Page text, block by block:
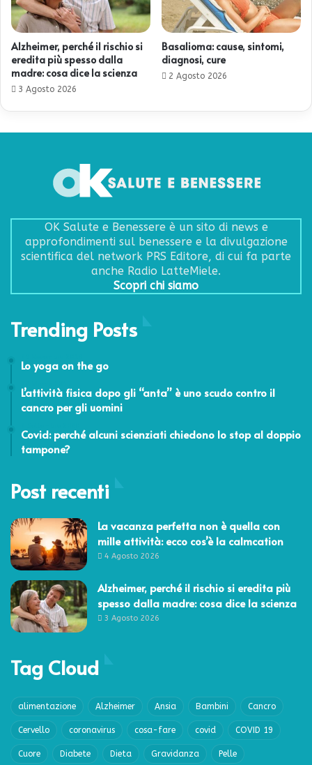
Alzheimer, perché il rischio si
eredita più spesso dalla
madre: cosa dice la scienza
3 Agosto 2026
Basalioma: cause, sintomi,
diagnosi, cure
2 Agosto 2026
OK Salute e Benessere è un sito di news e
approfondimenti sul benessere e la divulgazione
scientifica del network PRS Editore, di cui fa parte
anche Radio LatteMiele.
Scopri chi siamo
Trending Posts
Lo yoga on the go
L’attività fisica dopo gli “anta” è uno scudo contro il
cancro per gli uomini
Covid: perché alcuni scienziati chiedono lo stop al doppio
tampone?
Post recenti
La vacanza perfetta non è quella con
mille attività: ecco cos’è la calmcation
4 Agosto 2026
Alzheimer, perché il rischio si eredita più
spesso dalla madre: cosa dice la scienza
3 Agosto 2026
Tag Cloud
alimentazione Alzheimer Ansia Bambini Cancro
Cervello coronavirus cosa-fare covid COVID 19
Cuore Diabete Dieta Gravidanza Pelle